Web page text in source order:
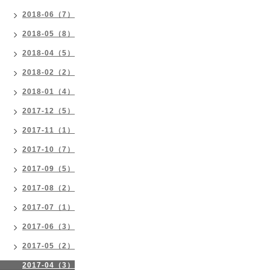
2018-06（7）
2018-05（8）
2018-04（5）
2018-02（2）
2018-01（4）
2017-12（5）
2017-11（1）
2017-10（7）
2017-09（5）
2017-08（2）
2017-07（1）
2017-06（3）
2017-05（2）
2017-04（3）